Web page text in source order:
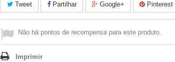
Tweet Partilhar Google+ Pinterest
Não há pontos de recompensa para este produto.
Imprimir